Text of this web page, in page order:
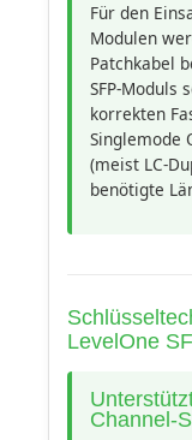
Für den
Modulen
Patchkabel
SFP-Moduls
korrekten
Singlemode
(meist LC-
benötigte
LevelOne
Channel-